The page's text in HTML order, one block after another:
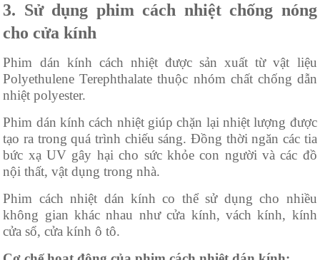
3. Sử dụng phim cách nhiệt chống nóng
cho cửa kính
Phim dán kính cách nhiệt được sản xuất từ vật liệu
Polyethulene Terephthalate thuộc nhóm chất chống dẫn
nhiệt polyester.
Phim dán kính cách nhiệt giúp chặn lại nhiệt lượng được
tạo ra trong quá trình chiếu sáng. Đồng thời ngăn các tia
bức xạ UV gây hại cho sức khỏe con người và các đồ
nội thất, vật dụng trong nhà.
Phim cách nhiệt dán kính co thể sử dụng cho nhiều
không gian khác nhau như cửa kính, vách kính, kính
cửa sổ, cửa kính ô tô.